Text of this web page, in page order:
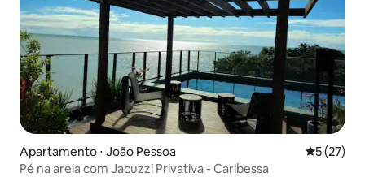
Apartamento ⋅ João Pessoa 5 de uma
5 (27)
Pé na areia com Jacuzzi Privativa - Caribessa